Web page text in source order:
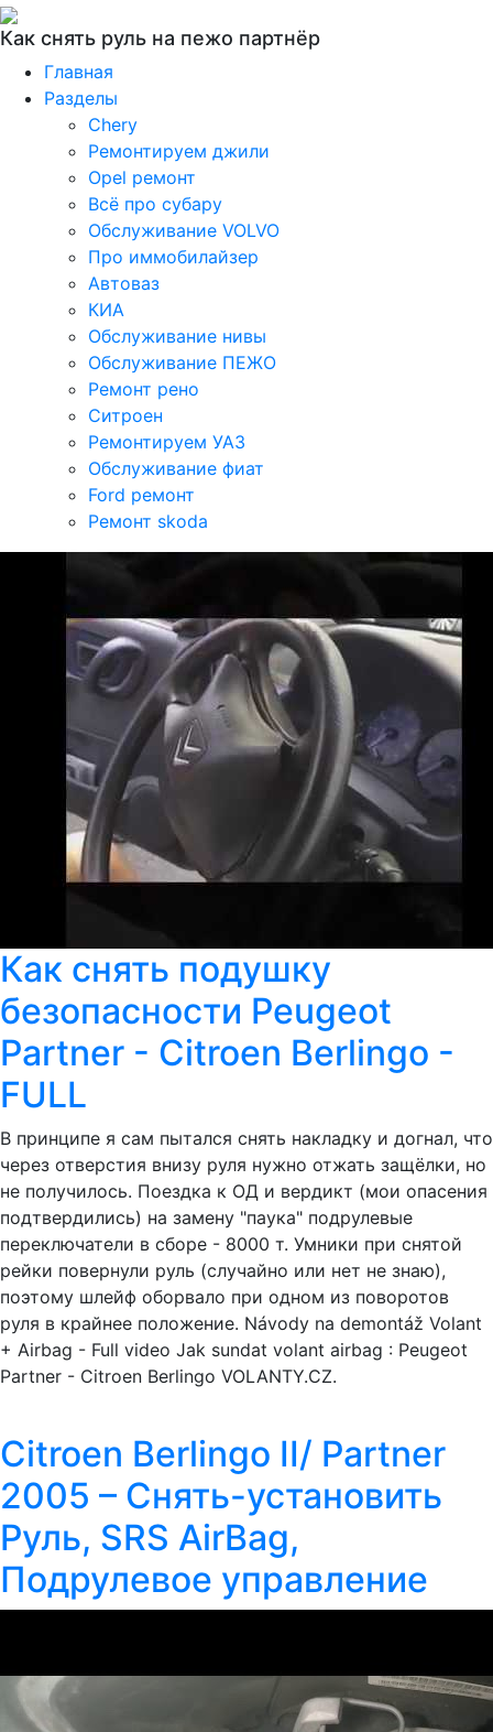
Как снять руль на пежо партнёр
Главная
Разделы
Chery
Ремонтируем джили
Opel ремонт
Всё про субару
Обслуживание VOLVO
Про иммобилайзер
Автоваз
КИА
Обслуживание нивы
Обслуживание ПЕЖО
Ремонт рено
Ситроен
Ремонтируем УАЗ
Обслуживание фиат
Ford ремонт
Ремонт skoda
Как снять подушку
безопасности Peugeot
Partner - Citroen Berlingo -
FULL
В принципе я сам пытался снять накладку и догнал, что
через отверстия внизу руля нужно отжать защёлки, но
не получилось. Поездка к ОД и вердикт (мои опасения
подтвердились) на замену "паука" подрулевые
переключатели в сборе - 8000 т. Умники при снятой
рейки повернули руль (случайно или нет не знаю),
поэтому шлейф оборвало при одном из поворотов
руля в крайнее положение. Návody na demontáž Volant
+ Airbag - Full video Jak sundat volant airbag : Peugeot
Partner - Citroen Berlingo VOLANTY.CZ.
Citroen Berlingo II/ Partner
2005 – Снять-установить
Руль, SRS AirBag,
Подрулевое управление